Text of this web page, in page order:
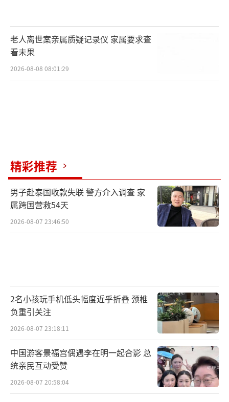
老人离世案亲属质疑记录仪 家属要求查
看未果
2026-08-08 08:01:29
精彩推荐
男子赴泰国收款失联 警方介入调查 家
属跨国营救54天
2026-08-07 23:46:50
2名小孩玩手机低头幅度近乎折叠 颈椎
负重引关注
2026-08-07 23:18:11
中国游客景福宫偶遇李在明一起合影 总
统亲民互动受赞
2026-08-07 20:58:04